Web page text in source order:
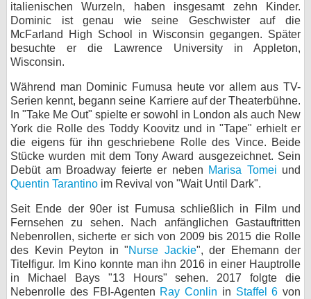
italienischen Wurzeln, haben insgesamt zehn Kinder.
Dominic ist genau wie seine Geschwister auf die
McFarland High School in Wisconsin gegangen. Später
besuchte er die Lawrence University in Appleton,
Wisconsin.
Während man Dominic Fumusa heute vor allem aus TV-
Serien kennt, begann seine Karriere auf der Theaterbühne.
In "Take Me Out" spielte er sowohl in London als auch New
York die Rolle des Toddy Koovitz und in "Tape" erhielt er
die eigens für ihn geschriebene Rolle des Vince. Beide
Stücke wurden mit dem Tony Award ausgezeichnet. Sein
Debüt am Broadway feierte er neben Marisa Tomei und
Quentin Tarantino im Revival von "Wait Until Dark".
Seit Ende der 90er ist Fumusa schließlich in Film und
Fernsehen zu sehen. Nach anfänglichen Gastauftritten
Nebenrollen, sicherte er sich von 2009 bis 2015 die Rolle
des Kevin Peyton in "Nurse Jackie", der Ehemann der
Titelfigur. Im Kino konnte man ihn 2016 in einer Hauptrolle
in Michael Bays "13 Hours" sehen. 2017 folgte die
Nebenrolle des FBI-Agenten Ray Conlin in Staffel 6 von
Forum
bei X
bei Facebook
Kontakt
Nutzungsbedingungen
Datenschutz
Cookie-Einstellungen
Impressum
Desktop-Ansicht
myFanbase